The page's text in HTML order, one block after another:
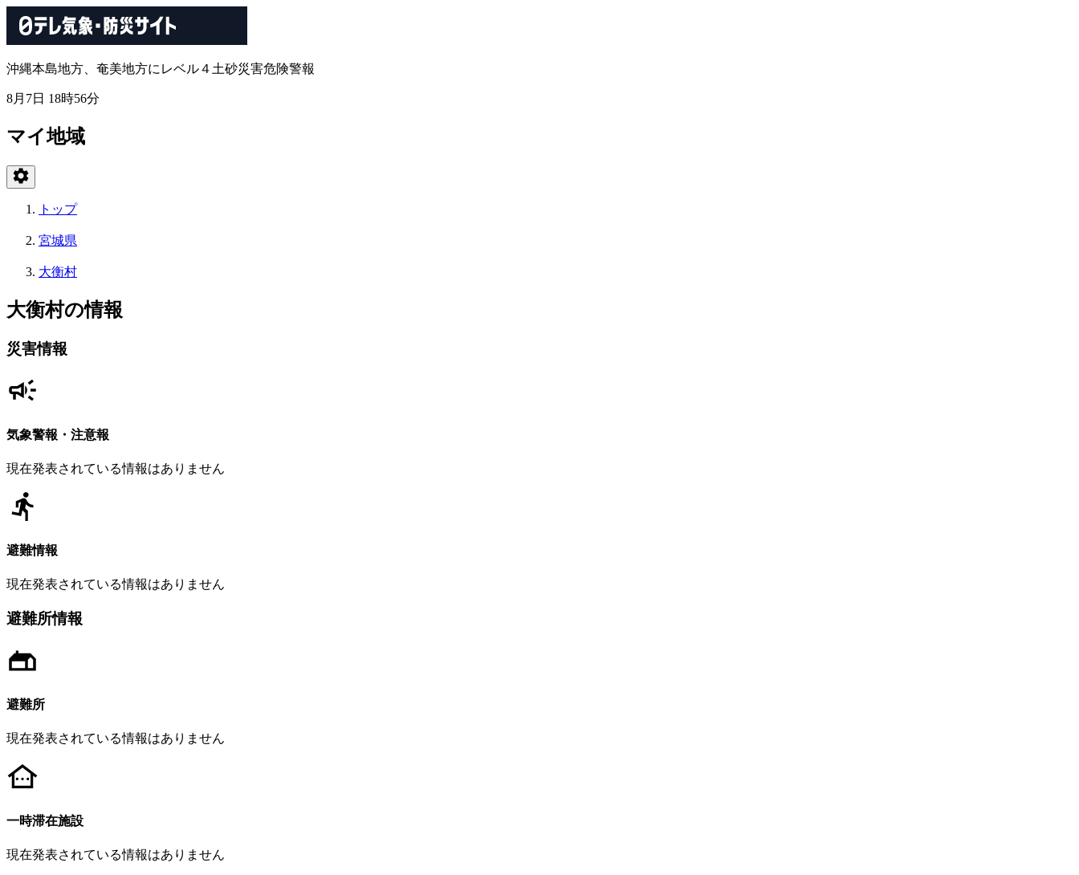
沖縄本島地方、奄美地方にレベル４土砂災害危険警報
8月7日 18時56分
マイ地域
トップ
宮城県
大衡村
大衡村の情報
災害情報
気象警報・注意報
現在発表されている情報はありません
避難情報
現在発表されている情報はありません
避難所情報
避難所
現在発表されている情報はありません
一時滞在施設
現在発表されている情報はありません